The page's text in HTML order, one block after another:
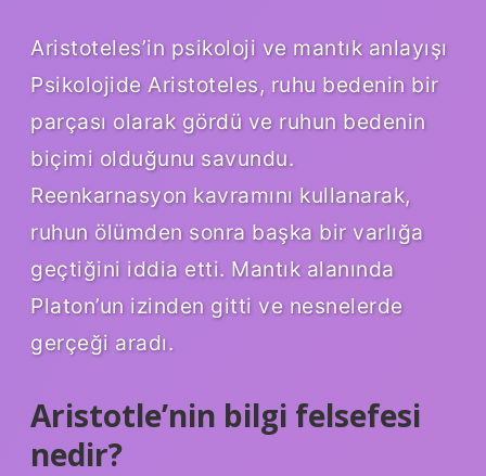
Aristoteles’in psikoloji ve mantık anlayışı
Psikolojide Aristoteles, ruhu bedenin bir
parçası olarak gördü ve ruhun bedenin
biçimi olduğunu savundu.
Reenkarnasyon kavramını kullanarak,
ruhun ölümden sonra başka bir varlığa
geçtiğini iddia etti. Mantık alanında
Platon’un izinden gitti ve nesnelerde
gerçeği aradı.
Aristotle’nin bilgi felsefesi
nedir?